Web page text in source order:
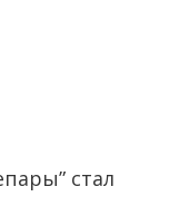
стал